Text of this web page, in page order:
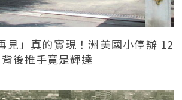
見」真的實現！洲美國小停辦 12
後推手竟是輝達